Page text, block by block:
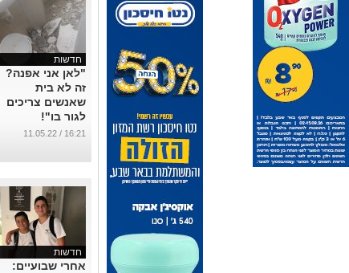
חדשות
"לאן אני אפנה?
זה לא בית
שאנשים צריכים
לגור בו"!
...
16:21 / 11.05.22
חדשות
אחרי שבועיים: